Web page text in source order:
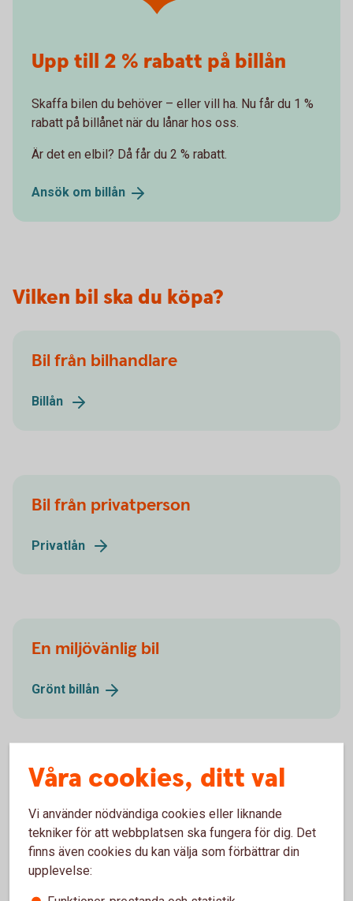
Upp till 2 % rabatt på billån
Skaffa bilen du behöver – eller vill ha. Nu får du 1 %
rabatt på billånet när du lånar hos oss.
Är det en elbil? Då får du 2 % rabatt.
Ansök om billån
Vilken bil ska du köpa?
Bil från bilhandlare
Billån
Bil från privatperson
Privatlån
En miljövänlig bil
Grönt billån
Våra cookies, ditt val
Vi använder nödvändiga cookies eller liknande
tekniker för att webbplatsen ska fungera för dig. Det
finns även cookies du kan välja som förbättrar din
upplevelse: